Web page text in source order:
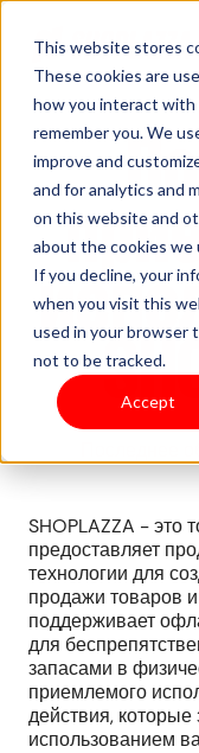
This website stores
These cookies are
how you interact with
remember you. We
improve and
and for analytics and
on this website and
about the cookies we
If you decline, your
when you visit this
used in your browser
not to be tracked.
Accept
SHOPLAZZA - это
предоставляет
технологии для
продажи товаров
поддерживает
для
запасами в
приемлемого
действия,
использованием